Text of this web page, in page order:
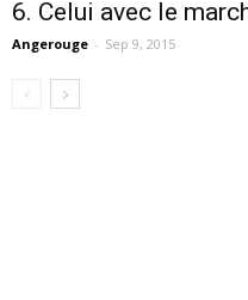
6. Celui avec le
Angerouge - Sep 9, 2015